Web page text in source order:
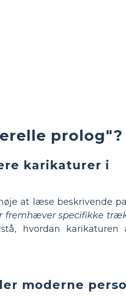
prolog"?
karikaturer i
at læse beskrivende
fremhæver specifikke
hvordan karikaturen
moderne